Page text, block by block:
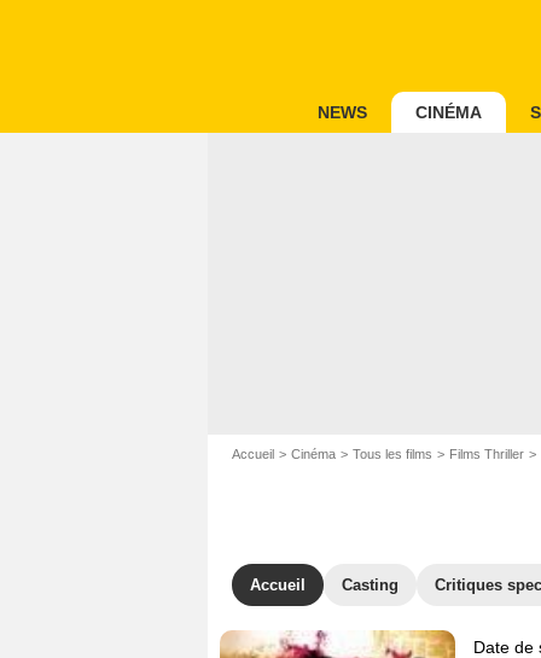
NEWS CINÉMA
Accueil Cinéma Tous les films Films Thriller
Accueil Casting Critiques
Date de